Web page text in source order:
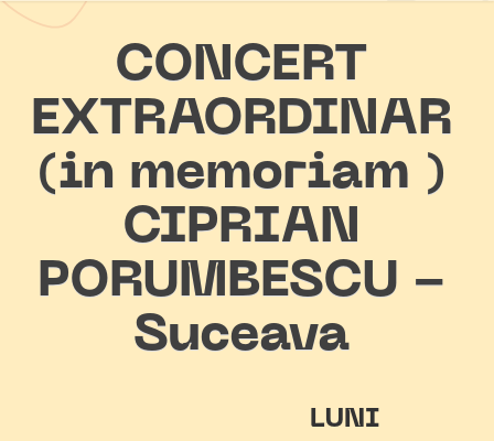
CONCERT
EXTRAORDINAR
(in memoriam )
CIPRIAN
PORUMBESCU -
Suceava
LUNI